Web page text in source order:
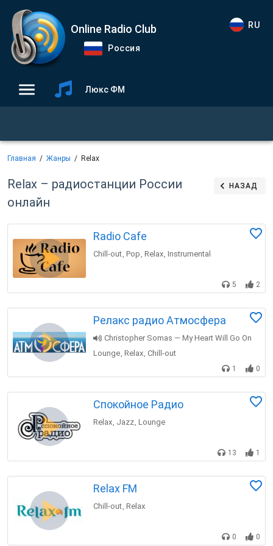
Online Radio Club
Россия
RU
Люкс ФМ
Главная Жанры Relax
Relax – радиостанции России
онлайн
НАЗАД
Radio Cafe
Chill-out, Pop , Relax, Instrumental
5 2
Релакс радио Атмосфера
Christopher Somas — My Heart Will Go On
Lounge, Relax, Chill-out
1 0
Спокойное Радио
Relax, Jazz, Lounge
13 1
Relax FM
Chill-out, Relax
0 0